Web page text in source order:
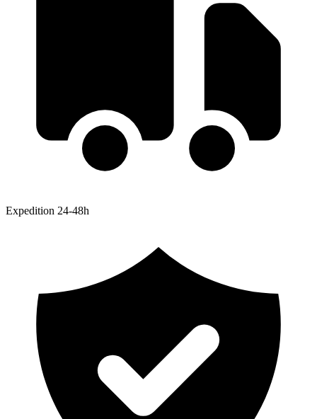
Expedition 24-48h